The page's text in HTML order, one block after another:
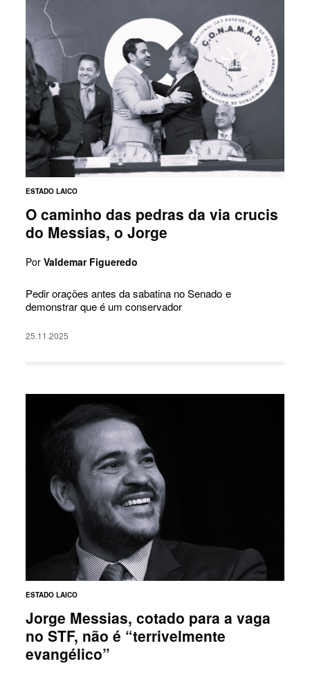
ESTADO LAICO
O caminho das pedras da via crucis
do Messias, o Jorge
PorValdemar Figueredo
Pedir orações antes da sabatina no Senado e
demonstrar que é um conservador
25.11.2025
ESTADO LAICO
Jorge Messias, cotado para a vaga
no STF, não é “terrivelmente
evangélico”